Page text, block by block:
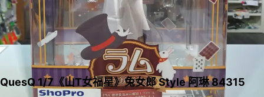
QuesQ 1/7《山T女福星》兔女郎 Style 阿琳 84315